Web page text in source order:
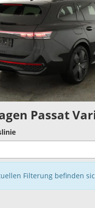
Passat
Filterung befinden